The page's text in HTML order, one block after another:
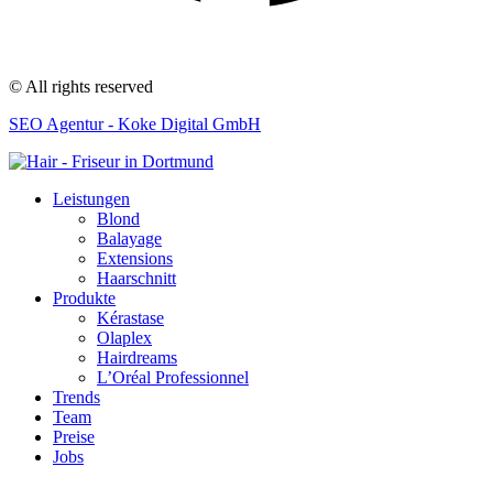
© All rights reserved
SEO Agentur - Koke Digital GmbH
Leistungen
Blond
Balayage
Extensions
Haarschnitt
Produkte
Kérastase
Olaplex
Hairdreams
L’Oréal Professionnel
Trends
Team
Preise
Jobs